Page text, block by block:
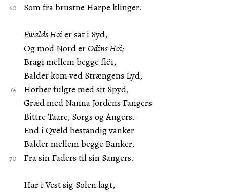
Som fra brustne Harpe klinger.
Ewalds Höier sat i Syd,
Og mod Nord erOdins Höi;
Bragi mellem begge flöi,
Balder kom ved Strængens Lyd,
Hother fulgte med sit Spyd,
Græd med Nanna Jordens Fangers
Bittre Taare, Sorgs og Angers.
End i Qveld bestandig vanker
Balder mellem begge Banker,
Fra sin Faders til sin Sangers.
Har i Vest sig Solen lagt,